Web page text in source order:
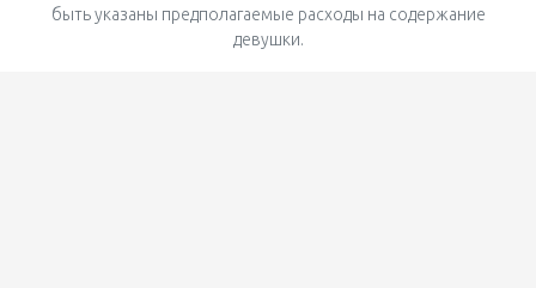
быть указаны предполагаемые расходы на содержание
девушки.